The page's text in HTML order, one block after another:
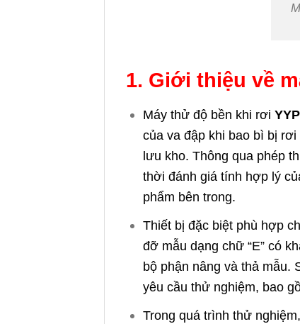
1. Giới thiệu về
Máy thử độ bền khi rơi
của va đập khi bao bì bị
lưu kho. Thông qua phép
thời đánh giá tính hợp lý
phẩm bên trong.
Thiết bị đặc biệt phù hợp
đỡ mẫu dạng chữ “E” có
bộ phận nâng và thả mẫu.
yêu cầu thử nghiệm, bao
Trong quá trình thử